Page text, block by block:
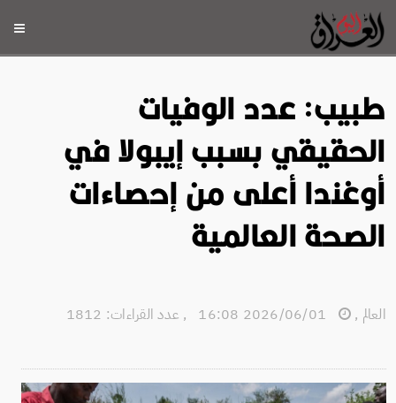
طبيب: عدد الوفيات
الحقيقي بسبب إيبولا في
أوغندا أعلى من إحصاءات
الصحة العالمية
العالم ,
, عدد القراءات: 1812